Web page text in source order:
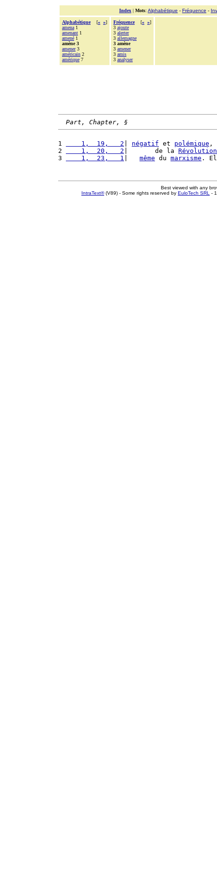
Index | Mots: Alphabétique - Fréquence -
Alphabétique [« »]
amena 1
amenant 1
amené 1
amène 3
amener3
américain 2
amérique 7
Fréquence [« »]
3 ajoute
3 alerter
3 allemagne
3 amène
3 amener
3 amis
3 analyser
Part, Chapter, §
1
    1,  19,   2
négatif et polémique ,
2
    1,  20,   2
|       de la Révolution
3
    1,  23,   1
même du marxisme .
Best viewed with any
IntraText®(V89) - Some rights reserved by EuloTech SRL -